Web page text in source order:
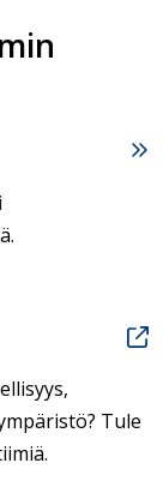
Tule